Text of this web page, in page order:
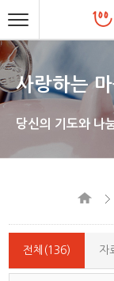
사랑하는
당신의 기도와 나
전체(136) 자